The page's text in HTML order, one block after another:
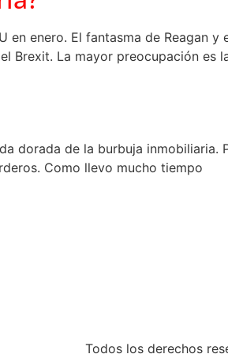
en enero. El fantasma de Reagan y
Brexit. La mayor preocupación es
dorada de la burbuja inmobiliaria.
Como llevo mucho tiempo
Todos los derechos